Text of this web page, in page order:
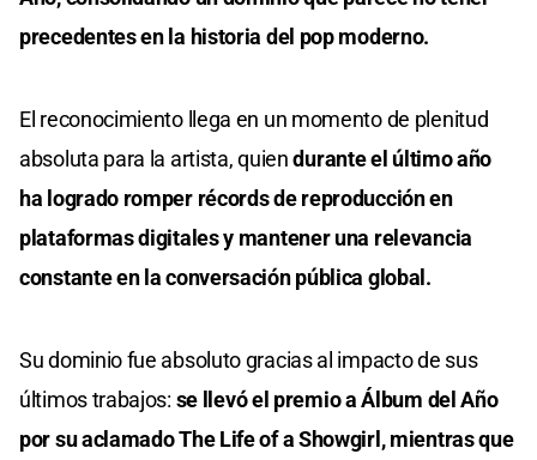
precedentes en la historia del pop moderno.
El reconocimiento llega en un momento de plenitud
absoluta para la artista, quiendurante el último año
ha logrado romper récords de reproducción en
plataformas digitales y mantener una relevancia
constante en la conversación pública global.
Su dominio fue absoluto gracias al impacto de sus
últimos trabajos: se llevó el premio a Álbum del Año
por su aclamado The Life of a Showgirl, mientras que